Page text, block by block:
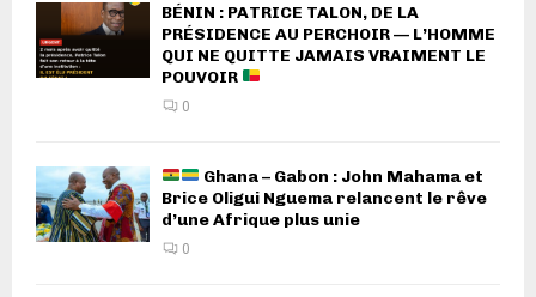
BÉNIN : PATRICE TALON, DE LA
PRÉSIDENCE AU PERCHOIR — L’HOMME
QUI NE QUITTE JAMAIS VRAIMENT LE
POUVOIR
0
Ghana – Gabon : John Mahama et
Brice Oligui Nguema relancent le rêve
d’une Afrique plus unie
0